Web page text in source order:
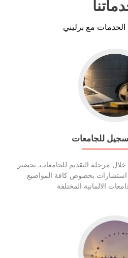
الخدمات مع برليني
للجامعات
مرحلة التقديم للجامعات. تحضير
استشارات بخصوص كافة المواضيع
الالمانية المختلفة